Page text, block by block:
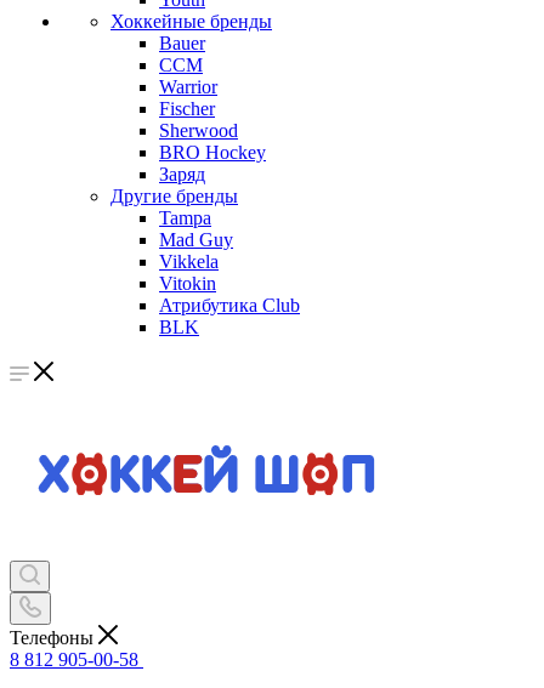
Хоккейные бренды
Bauer
CCM
Warrior
Fischer
Sherwood
BRO Hockey
Заряд
Другие бренды
Tampa
Mad Guy
Vikkela
Vitokin
Атрибутика Club
BLK
Телефоны
8 812 905-00-58